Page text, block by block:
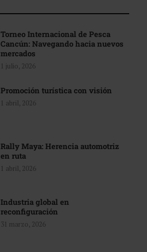
Torneo Internacional de Pesca
Cancún: Navegando hacia nuevos
mercados
1 julio, 2026
Promoción turística con visión
1 abril, 2026
Rally Maya: Herencia automotriz
en ruta
1 abril, 2026
Industria global en
reconfiguración
31 marzo, 2026